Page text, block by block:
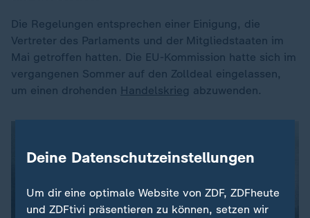
Die Regelungen entsprechen einer Einigung, die
Vertreter des Parlaments und der Mitgliedstaaten im
Mai getroffen hatten. Die EU-Kommission hatte sich im
vergangenen Sommer auf den Zolldeal eingelassen,
um einen drohenden Handelskrieg abzuwenden.
Deine Datenschutzeinstellungen
Um dir eine optimale Website von ZDF, ZDFheute
und ZDFtivi präsentieren zu können, setzen wir